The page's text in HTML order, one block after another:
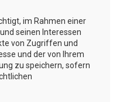
im Rahmen einer
seinen Interessen
von Zugriffen und
und der von Ihrem
zu speichern, sofern